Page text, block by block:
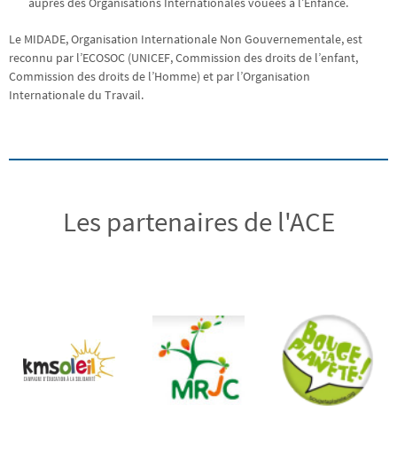
auprès des Organisations Internationales vouées à l’Enfance.
Le MIDADE, Organisation Internationale Non Gouvernementale, est
reconnu par l’ECOSOC (UNICEF, Commission des droits de l’enfant,
Commission des droits de l’Homme) et par l’Organisation
Internationale du Travail.
Les partenaires de l'ACE